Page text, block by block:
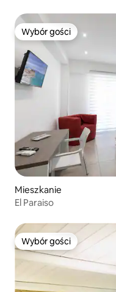
Wybór gości
Wybór gości
Mieszkanie
El Paraiso
Wybór gości
Wybór gości